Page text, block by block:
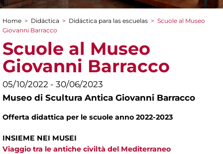
You are here
Home > Didáctica > Didáctica para las escuelas > Scuole al Museo
Giovanni Barracco
Scuole al Museo
Giovanni Barracco
05/10/2022 - 30/06/2023
Museo di Scultura Antica Giovanni Barracco
Offerta didattica per le scuole anno 2022-2023
INSIEME NEI MUSEI
Viaggio tra le antiche civiltà del Mediterraneo